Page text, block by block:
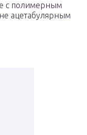
с полимерным
ацетабулярным